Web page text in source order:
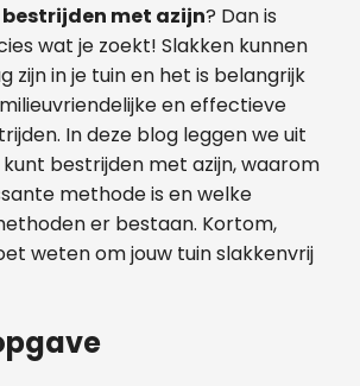
met azijn? Dan is
wat je zoekt! Slakken kunnen
zijn in je tuin en het is belangrijk
en effectieve
In deze blog leggen we uit
kunt bestrijden met azijn, waarom
methode is en welke
er bestaan. Kortom,
weten om jouw tuin slakkenvrij